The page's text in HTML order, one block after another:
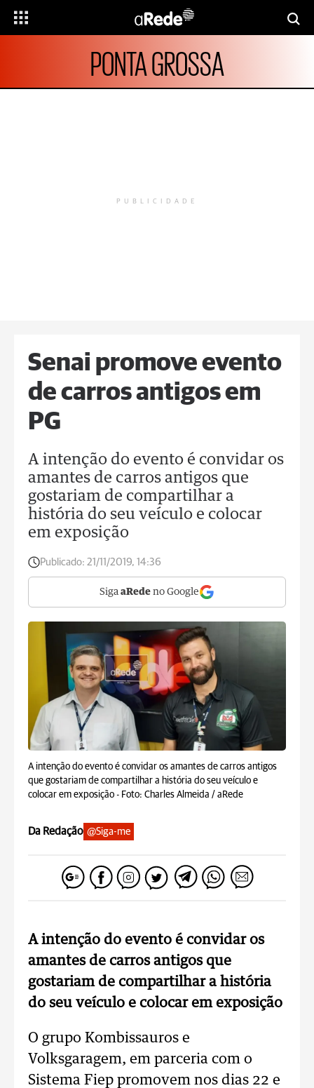
PONTA GROSSA
PUBLICIDADE
Senai promove evento
de carros antigos em
PG
A intenção do evento é convidar os
amantes de carros antigos que
gostariam de compartilhar a
história do seu veículo e colocar
em exposição
Publicado: 21/11/2019, 14:36
Siga aRede no Google
A intenção do evento é convidar os amantes de carros antigos
que gostariam de compartilhar a história do seu veículo e
colocar em exposição - Foto: Charles Almeida / aRede
Da Redação @Siga-me
A intenção do evento é convidar os
amantes de carros antigos que
gostariam de compartilhar a história
do seu veículo e colocar em exposição
O grupo Kombissauros e
Volksgaragem, em parceria com o
Sistema Fiep promovem nos dias 22 e